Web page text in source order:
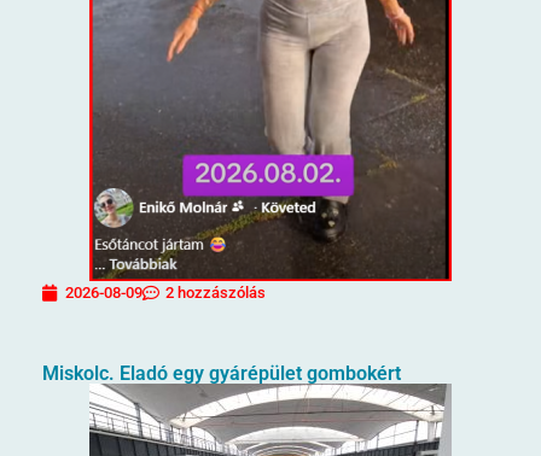
2026-08-09 2 hozzászólás
Miskolc. Eladó egy gyárépület gombokért